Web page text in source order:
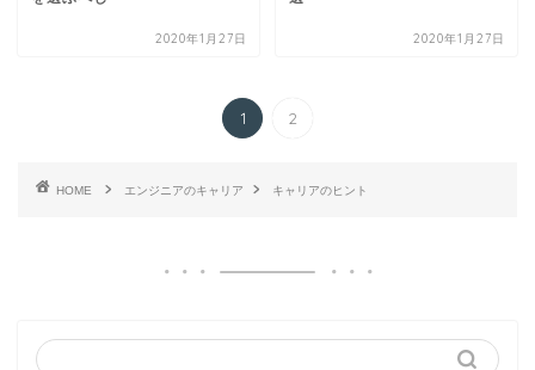
2020年1月27日 2020年1月27日
1 2
HOME エンジニアのキャリア キャリアのヒント